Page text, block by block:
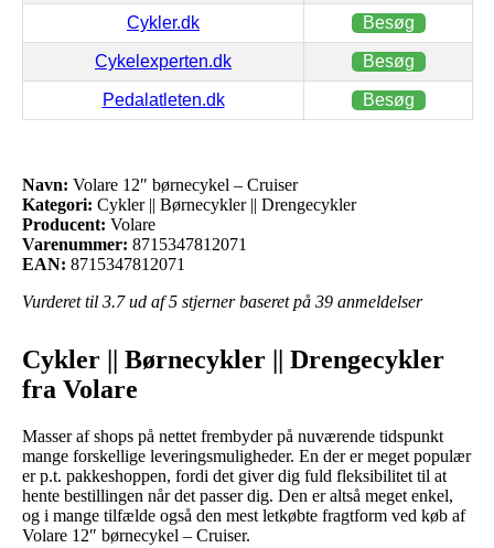
Cykler.dk Besøg
Cykelexperten.dk Besøg
Pedalatleten.dk Besøg
Navn: Volare 12″ børnecykel – Cruiser
Kategori: Cykler || Børnecykler || Drengecykler
Producent: Volare
Varenummer: 8715347812071
EAN: 8715347812071
Vurderet til 3.7ud af 5 stjerner baseret på 39 anmeldelser
Cykler || Børnecykler || Drengecykler
fra Volare
Masser af shops på nettet frembyder på nuværende tidspunkt
mange forskellige leveringsmuligheder. En der er meget populær
er p.t. pakkeshoppen, fordi det giver dig fuld fleksibilitet til at
hente bestillingen når det passer dig. Den er altså meget enkel,
og i mange tilfælde også den mest letkøbte fragtform ved køb af
Volare 12″ børnecykel – Cruiser.